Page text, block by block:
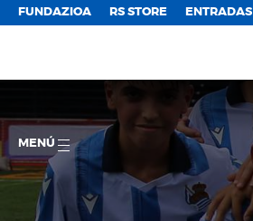
FUNDAZIOA RS STORE ENTRADAS
MENÚ